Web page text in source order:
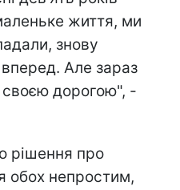
життя, ми
знову
Але зараз
своєю дорогою", -
рішення про
обох непростим,